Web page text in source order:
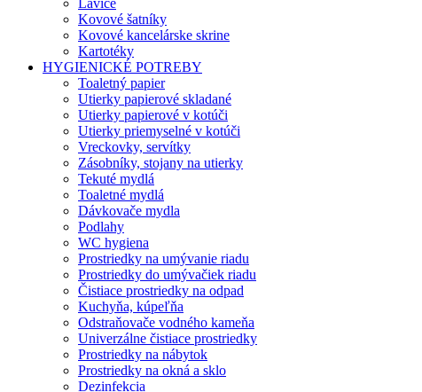
Lavice
Kovové šatníky
Kovové kancelárske skrine
Kartotéky
HYGIENICKÉ POTREBY
Toaletný papier
Utierky papierové skladané
Utierky papierové v kotúči
Utierky priemyselné v kotúči
Vreckovky, servítky
Zásobníky, stojany na utierky
Tekuté mydlá
Toaletné mydlá
Dávkovače mydla
Podlahy
WC hygiena
Prostriedky na umývanie riadu
Prostriedky do umývačiek riadu
Čistiace prostriedky na odpad
Kuchyňa, kúpeľňa
Odstraňovače vodného kameňa
Univerzálne čistiace prostriedky
Prostriedky na nábytok
Prostriedky na okná a sklo
Dezinfekcia